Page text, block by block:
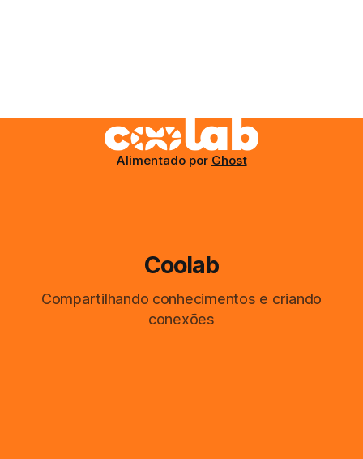
Alimentado por Ghost
Coolab
Compartilhando conhecimentos e criando
conexões